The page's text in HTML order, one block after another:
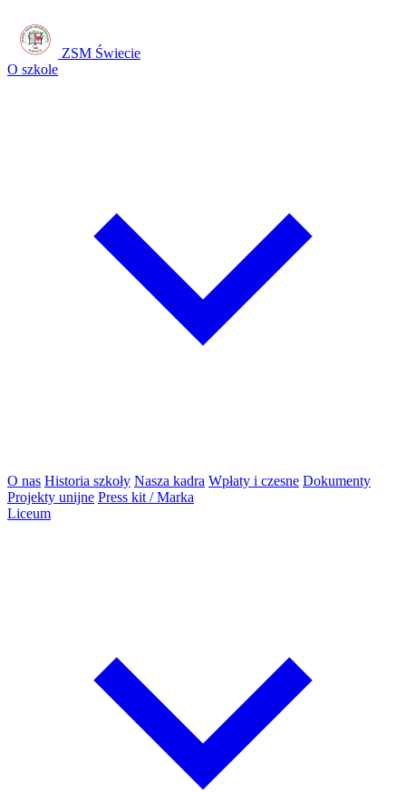
ZSM Świecie
O szkole
O nas Historia szkoły Nasza kadra Wpłaty i czesne Dokumenty
Projekty unijne Press kit / Marka
Liceum